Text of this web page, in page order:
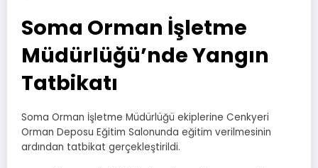
Soma Orman İşletme
Müdürlüğü’nde Yangın
Tatbikatı
Soma Orman İşletme Müdürlüğü ekiplerine Cenkyeri
Orman Deposu Eğitim Salonunda eğitim verilmesinin
ardından tatbikat gerçekleştirildi.